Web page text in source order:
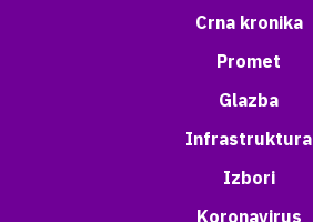
Crna kronika
Promet
Glazba
Infrastruktura
Izbori
Koronavirus